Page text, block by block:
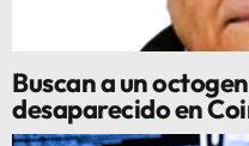
Buscan a un
desaparecido en